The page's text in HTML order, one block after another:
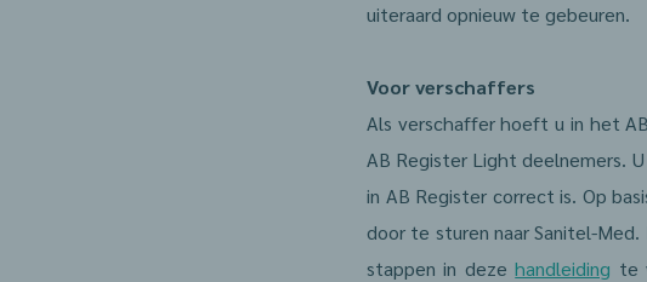
uiteraard opnieuw te gebeuren.
Voor verschaffers
Als verschaffer hoeft u in het
AB Register Light deelnemers.
in AB Register correct is. Op
door te sturen naar Sanitel-
stappen in dezehandleiding te